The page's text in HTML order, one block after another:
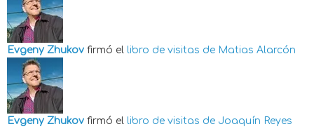
Evgeny Zhukov firmó el libro de visitas de Matias Alarcón
Evgeny Zhukov firmó el libro de visitas de Joaquín Reyes